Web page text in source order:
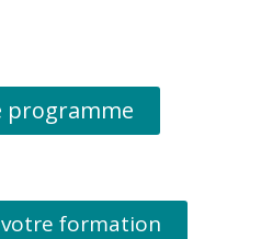
programme
votre formation